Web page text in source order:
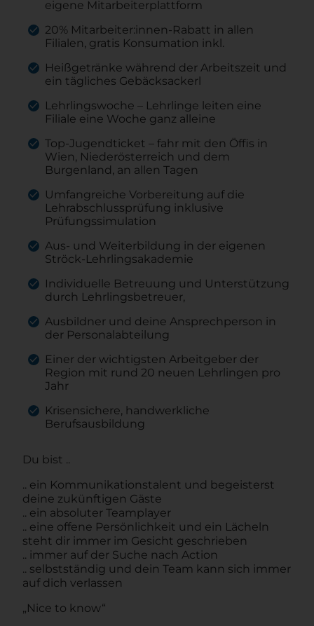
eigene Mitarbeiterplattform
20% Mitarbeiter:innen-Rabatt in allen
Filialen, gratis Konsumation inkl.
Heißgetränke während der Arbeitszeit und
ein tägliches Gebäcksackerl
Lehrlingswoche – Lehrlinge leiten eine
Filiale eine Woche ganz alleine
Top-Jugendticket – fahr mit den Öffis in
Wien, Niederösterreich und dem
Burgenland, an allen Tagen
Umfangreiche Vorbereitung auf die
Lehrabschlussprüfung inklusive
Prüfungssimulation
Aus- und Weiterbildung in der eigenen
Ströck-Lehrlingsakademie
Individuelle Betreuung und Unterstützung
durch Lehrlingsbetreuer,
Ausbildner und deine Ansprechperson in
der Personalabteilung
Einer der wichtigsten Arbeitgeber der
Region mit rund 20 neuen Lehrlingen pro
Jahr
Krisensichere, handwerkliche
Berufsausbildung
Du bist ..
.. ein Kommunikationstalent und begeisterst
deine zukünftigen Gäste
.. ein absoluter Teamplayer
.. eine offene Persönlichkeit und ein Lächeln
steht dir immer im Gesicht geschrieben
.. immer auf der Suche nach Action
.. selbstständig und dein Team kann sich immer
auf dich verlassen
„Nice to know“